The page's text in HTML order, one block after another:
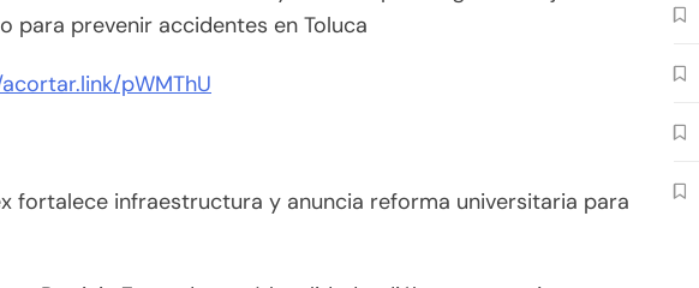
para prevenir accidentes en Toluca
pWMThU
fortalece infraestructura y anuncia reforma universitaria para